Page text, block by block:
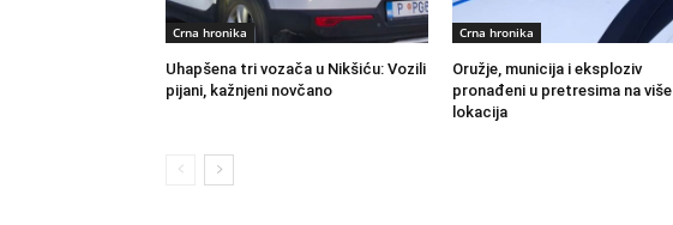
Crna hronika
Uhapšena tri vozača u Nikšiću: Vozili
pijani, kažnjeni novčano
Crna hronika
Oružje, municija i eksploziv
pronađeni u pretresima na više
lokacija